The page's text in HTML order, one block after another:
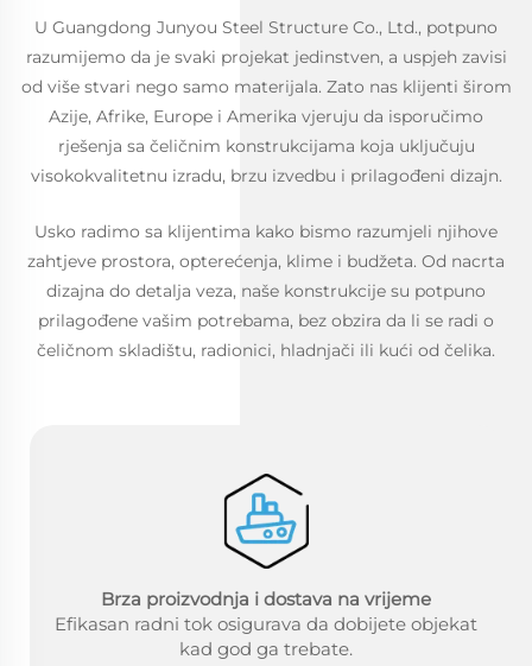
U Guangdong Junyou Steel Structure Co., Ltd., potpuno
razumijemo da je svaki projekat jedinstven, a uspjeh zavisi
od više stvari nego samo materijala. Zato nas klijenti širom
Azije, Afrike, Europe i Amerika vjeruju da isporučimo
rješenja sa čeličnim konstrukcijama koja uključuju
visokokvalitetnu izradu, brzu izvedbu i prilagođeni dizajn.
Usko radimo sa klijentima kako bismo razumjeli njihove
zahtjeve prostora, opterećenja, klime i budžeta. Od nacrta
dizajna do detalja veza, naše konstrukcije su potpuno
prilagođene vašim potrebama, bez obzira da li se radi o
čeličnom skladištu, radionici, hladnjači ili kući od čelika.
Brza proizvodnja i dostava na vrijeme
Efikasan radni tok osigurava da dobijete objekat
kad god ga trebate.